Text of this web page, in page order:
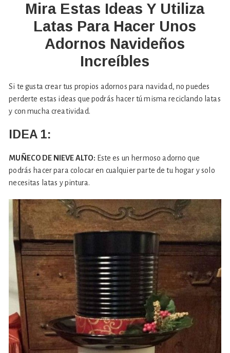
Mira Estas Ideas Y Utiliza
Latas Para Hacer Unos
Adornos Navideños
Increíbles
Si te gusta crear tus propios adornos para navidad, no puedes
perderte estas ideas que podrás hacer tú misma reciclando latas
y con mucha creatividad.
IDEA 1:
MUÑECO DE NIEVE ALTO: Este es un hermoso adorno que
podrás hacer para colocar en cualquier parte de tu hogar y solo
necesitas latas y pintura.